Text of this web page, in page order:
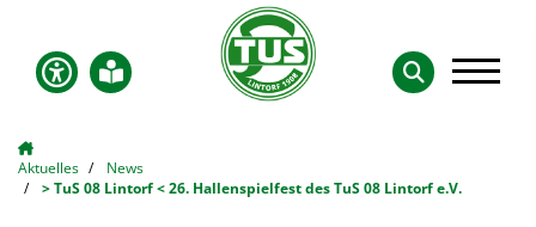
Aktuelles
News
> TuS 08 Lintorf < 26. Hallenspielfest des TuS 08 Lintorf e.V.